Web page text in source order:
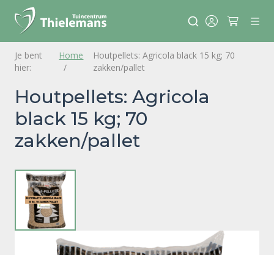
Home
Houtpellets: Agricola black 15 kg; 70
zakken/pallet
Houtpellets: Agricola
black 15 kg; 70
zakken/pallet